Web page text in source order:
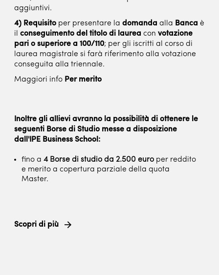
aggiuntivi.
4) Requisitoper presentare la domanda alla Banca è
il conseguimento del titolo di laurea con votazione
pari o superiore a 100/110; per gli iscritti al corso di
laurea magistrale si farà riferimento alla votazione
conseguita alla triennale.
Maggiori info Per merito
Inoltre gli allievi avranno la possibilità di ottenere le
seguenti Borse di Studio messe a disposizione
dall'IPE Business School:
fino a 4 Borse di studio da 2.500 europer reddito
e merito a copertura parziale della quota
Master.
Scopri di più